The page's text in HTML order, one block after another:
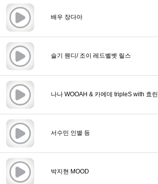
배우 장다아
슬기 웬디/ 조이 레드벨벳 릴스
나나 WOOAH & 카에데 tripleS with 효린
서수민 인별 등
박지현 MOOD